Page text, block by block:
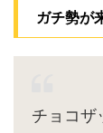
ガチ勢が
チョコザ